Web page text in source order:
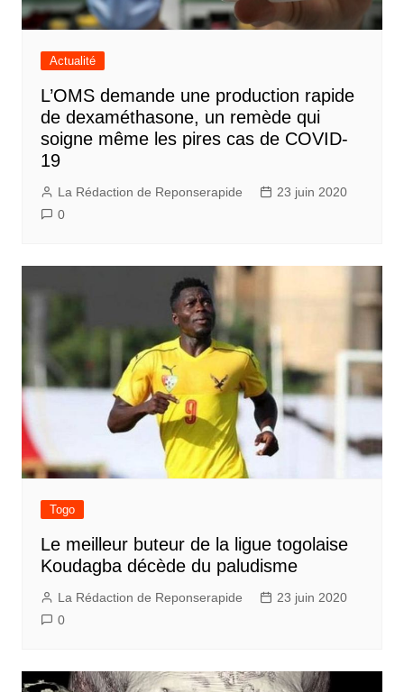
Actualité
L’OMS demande une production rapide
de dexaméthasone, un remède qui
soigne même les pires cas de COVID-
19
La Rédaction de Reponserapide
23 juin 2020
0
Togo
Le meilleur buteur de la ligue togolaise
Koudagba décède du paludisme
La Rédaction de Reponserapide
23 juin 2020
0